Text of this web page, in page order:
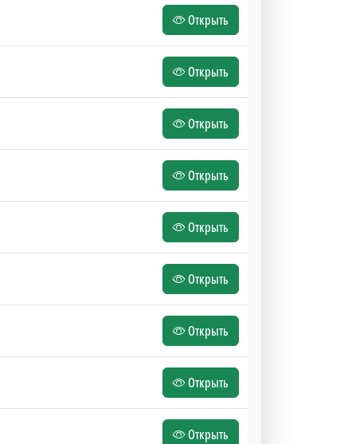
Открыть
Открыть
Открыть
Открыть
Открыть
Открыть
Открыть
Открыть
Открыть